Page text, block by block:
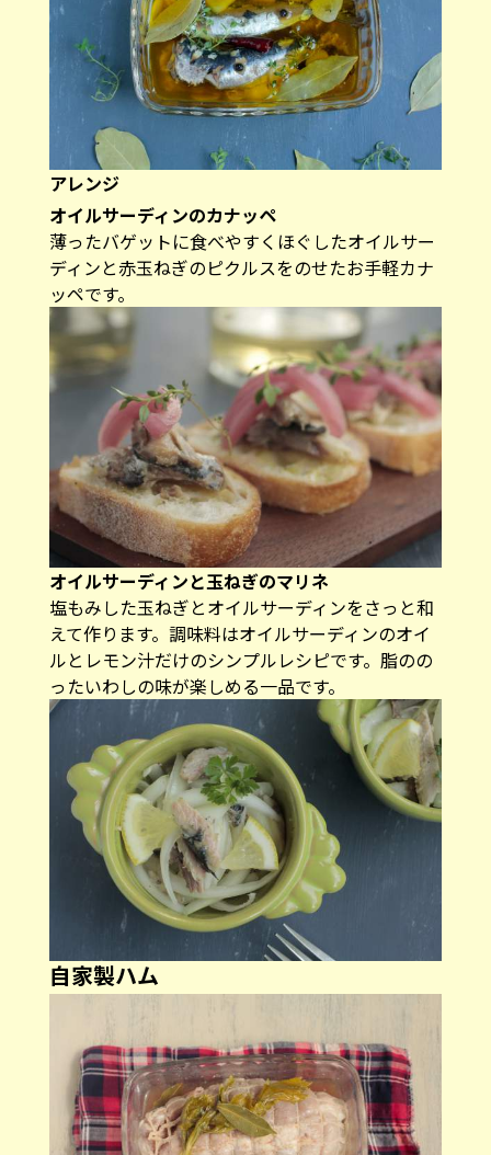
アレンジ
オイルサーディンのカナッペ
薄ったバゲットに食べやすくほぐしたオイルサー
ディンと赤玉ねぎのピクルスをのせたお手軽カナ
ッペです。
オイルサーディンと玉ねぎのマリネ
塩もみした玉ねぎとオイルサーディンをさっと和
えて作ります。調味料はオイルサーディンのオイ
ルとレモン汁だけのシンプルレシピです。脂のの
ったいわしの味が楽しめる一品です。
自家製ハム